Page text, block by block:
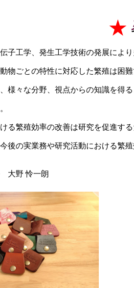
★
子工学、発生工学技術の発展によ
物ごとの特性に対応した繁殖は困
様々な分野、視点からの知識を得
る繁殖効率の改善は研究を促進す
後の実業務や研究活動における繁
大野 怜一朗